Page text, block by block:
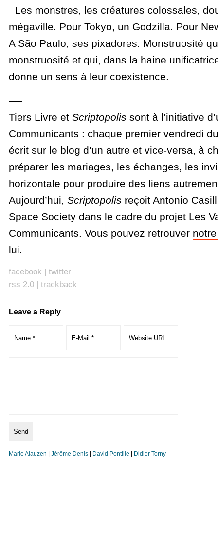
Les monstres, les créatures colossales,
mégaville. Pour Tokyo, un Godzilla. Pour
A São Paulo, ses pixadores. Monstruosité
monstruosité et qui, dans la haine
donne un sens à leur coexistence.
—-
Tiers Livre et Scriptopolis sont à l’initiative
Communicants : chaque premier vendredi
écrit sur le blog d’un autre et vice-versa, à
préparer les mariages, les échanges, les
horizontale pour produire des liens
Aujourd’hui, Scriptopolis reçoit Antonio
Space Societydans le cadre du projet Les
Communicants. Vous pouvez retrouver
lui.
facebook | twitter
rss 2.0| trackback
Leave a Reply
Marie Alauzen Jérôme Denis| David Pontille Didier Torny